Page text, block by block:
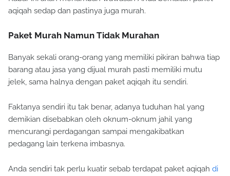
aqiqah sedap dan pastinya juga murah.
Paket Murah Namun Tidak Murahan
Banyak sekali orang-orang yang memiliki pikiran bahwa tiap
barang atau jasa yang dijual murah pasti memiliki mutu
jelek, sama halnya dengan paket aqiqah itu sendiri.
Faktanya sendiri itu tak benar, adanya tuduhan hal yang
demikian disebabkan oleh oknum-oknum jahil yang
mencurangi perdagangan sampai mengakibatkan
pedagang lain terkena imbasnya.
Anda sendiri tak perlu kuatir sebab terdapat paket aqiqah di